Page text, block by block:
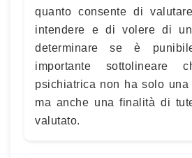
quanto consente di
intendere e di volere di
determinare se è
importante sottolineare
psichiatrica non ha solo
ma anche una finalità di
valutato.